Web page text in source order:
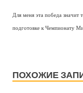
Для меня эта победа значит
подготовке к Чемпионату
ПОХОЖИЕ